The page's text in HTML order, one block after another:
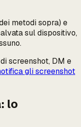
metodi sopra) e
sul dispositivo,
screenshot, DM e
gli screenshot
: lo